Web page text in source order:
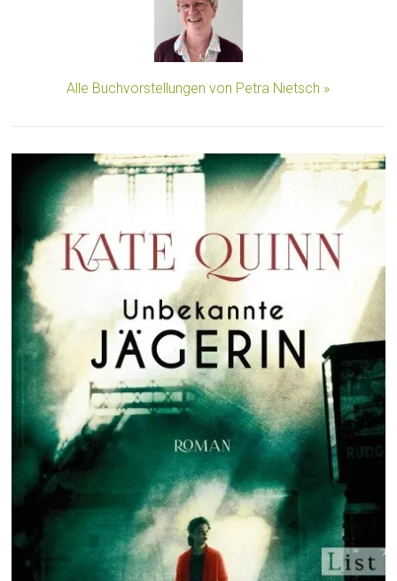
Alle Buchvorstellungen von Petra Nietsch »